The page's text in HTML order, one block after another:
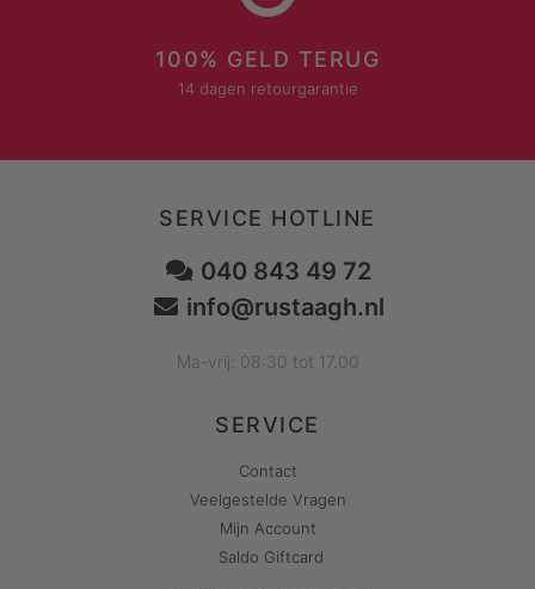
100% GELD TERUG
14 dagen retourgarantie
SERVICE HOTLINE
040 843 49 72
info@rustaagh.nl
Ma-vrij: 08:30 tot 17.00
SERVICE
Contact
Veelgestelde Vragen
Mijn Account
Saldo Giftcard